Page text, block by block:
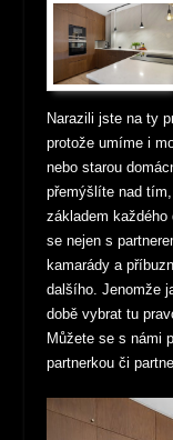
Narazili jste na ty
protože umíme i
nebo starou
přemýšlíte nad
základem
se nejen s
kamarády a
dalšího. Jenomže
době vybrat tu
Můžete se s námi
partnerkou či